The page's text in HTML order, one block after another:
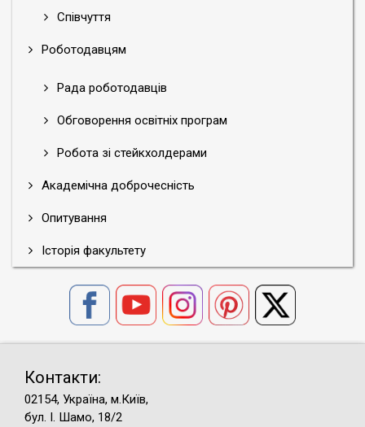
Співчуття
Роботодавцям
Рада роботодавців
Обговорення освітніх програм
Робота зі стейкхолдерами
Академічна доброчесність
Опитування
Історія факультету
Контакти:
02154, Україна, м.Київ,
бул. І. Шамо, 18/2